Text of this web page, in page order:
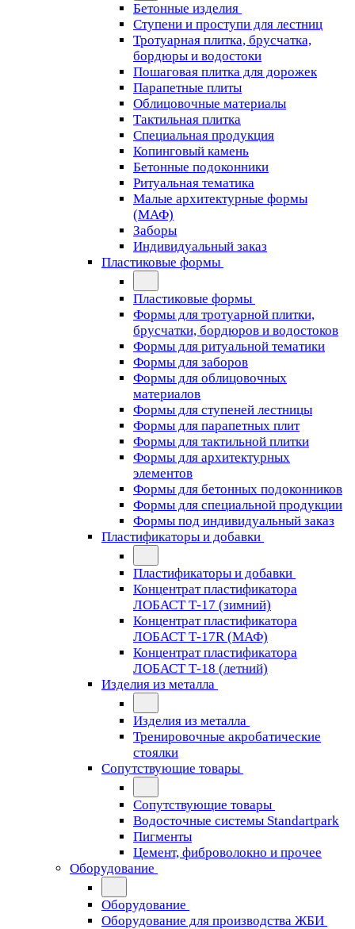
Бетонные изделия
Ступени и проступи для лестниц
Тротуарная плитка, брусчатка,
бордюры и водостоки
Пошаговая плитка для дорожек
Парапетные плиты
Облицовочные материалы
Тактильная плитка
Специальная продукция
Копинговый камень
Бетонные подоконники
Ритуальная тематика
Малые архитектурные формы
(МАФ)
Заборы
Индивидуальный заказ
Пластиковые формы
Пластиковые формы
Формы для тротуарной плитки,
брусчатки, бордюров и водостоков
Формы для ритуальной тематики
Формы для заборов
Формы для облицовочных
материалов
Формы для ступеней лестницы
Формы для парапетных плит
Формы для тактильной плитки
Формы для архитектурных
элементов
Формы для бетонных подоконников
Формы для специальной продукции
Формы под индивидуальный заказ
Пластификаторы и добавки
Пластификаторы и добавки
Концентрат пластификатора
ЛОБАСТ Т-17 (зимний)
Концентрат пластификатора
ЛОБАСТ Т-17R (МАФ)
Концентрат пластификатора
ЛОБАСТ Т-18 (летний)
Изделия из металла
Изделия из металла
Тренировочные акробатические
стоялки
Сопутствующие товары
Сопутствующие товары
Водосточные системы Standartpark
Пигменты
Цемент, фиброволокно и прочее
Оборудование
Оборудование
Оборудование для производства ЖБИ